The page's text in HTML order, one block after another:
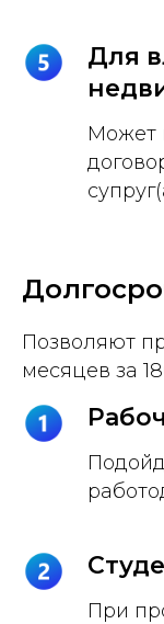
Для
Может
Позволяют
месяцев за
При